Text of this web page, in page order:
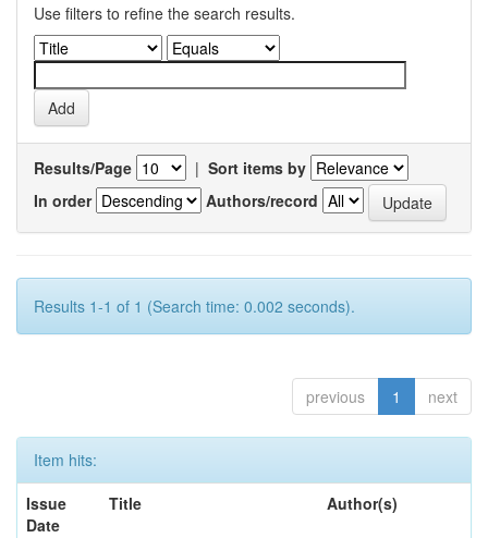
Use filters to refine the search results.
Results/Page | Sort items by
In order
Authors/record
Results 1-1 of 1 (Search time: 0.002 seconds).
previous 1 next
Item hits:
Issue
Date
Title Author(s)